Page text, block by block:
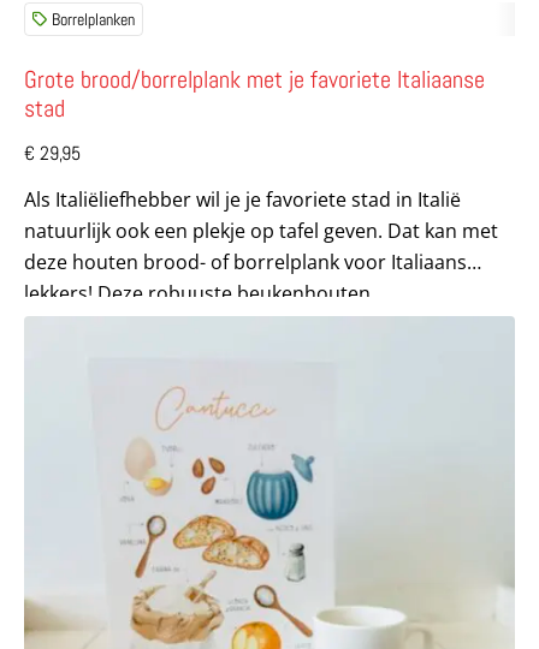
Borrelplanken
Grote brood/borrelplank met je favoriete Italiaanse
stad
€ 29,95
Als Italiëliefhebber wil je je favoriete stad in Italië
natuurlijk ook een plekje op tafel geven. Dat kan met
deze houten brood- of borrelplank voor Italiaans
lekkers! Deze robuuste beukenhouten...